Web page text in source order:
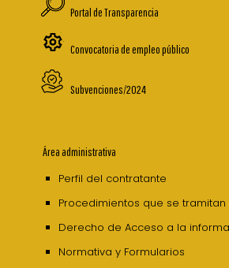
Portal de Transparencia
Convocatoria de empleo público
Subvenciones/2024
Área administrativa
Perfil del contratante
Procedimientos que se tramitan
Derecho de Acceso a la
Normativa y Formularios